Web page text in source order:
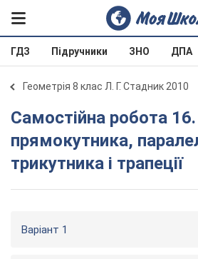
ГДЗ Підручники ЗНО ДПА
Геометрія 8 клас Л. Г. Стадник 2010
Самостійна робота 16. Площа
прямокутника,
трикутника і трапеції
Варіант 1